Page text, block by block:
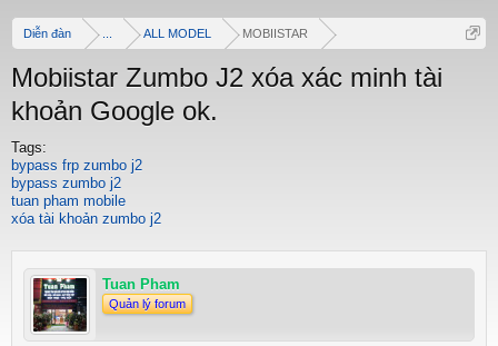
Diễn đàn ALL MODEL MOBIISTAR
Mobiistar Zumbo J2 xóa xác minh tài
khoản Google ok.
Tags:
bypass frp zumbo j2
bypass zumbo j2
tuan pham mobile
xóa tài khoản zumbo j2
Tuan Pham
Quản lý forum